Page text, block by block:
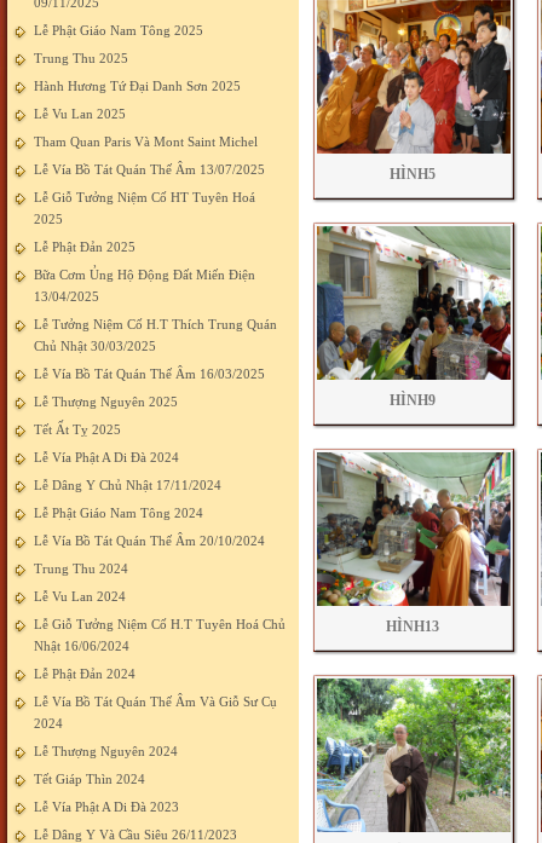
Lễ Phật Giáo Nam Tông 2025
Trung Thu 2025
Hành Hương Tứ Đại Danh Sơn 2025
Lễ Vu Lan 2025
Tham Quan Paris Và Mont Saint Michel
Lễ Vía Bồ Tát Quán Thế Âm 13/07/2025
Lễ Giỗ Tưởng Niệm Cố HT Tuyên Hoá
2025
Lễ Phật Đản 2025
Bữa Cơm Ủng Hộ Động Đất Miến Điện
13/04/2025
Lễ Tưởng Niệm Cố H.T Thích Trung Quán
Chủ Nhật 30/03/2025
Lễ Vía Bồ Tát Quán Thế Âm 16/03/2025
Lễ Thượng Nguyên 2025
Tết Ất Tỵ 2025
Lễ Vía Phật A Di Đà 2024
Lễ Dâng Y Chủ Nhật 17/11/2024
Lễ Phật Giáo Nam Tông 2024
Lễ Vía Bồ Tát Quán Thế Âm 20/10/2024
Trung Thu 2024
Lễ Vu Lan 2024
Lễ Giỗ Tưởng Niệm Cố H.T Tuyên Hoá Chủ
Nhật 16/06/2024
Lễ Phật Đản 2024
Lễ Vía Bồ Tát Quán Thế Âm Và Giỗ Sư Cụ
2024
Lễ Thượng Nguyên 2024
Tết Giáp Thìn 2024
Lễ Vía Phật A Di Đà 2023
Lễ Dâng Y Và Cầu Siêu 26/11/2023
HÌNH5
HÌNH9
HÌNH13